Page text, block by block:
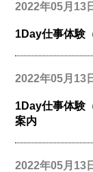
2022年05月13
1Day仕事体験
2022年05月13
1Day仕事体験
案内
2022年05月13